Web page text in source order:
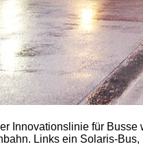
Innovationslinie für
Links ein Solaris-